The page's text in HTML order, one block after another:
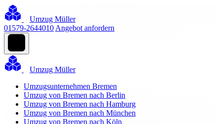
Umzug Müller
01579-2644010 Angebot anfordern
Umzug Müller
Umzugsunternehmen Bremen
Umzug von Bremen nach Berlin
Umzug von Bremen nach Hamburg
Umzug von Bremen nach München
Umzug von Bremen nach Köln